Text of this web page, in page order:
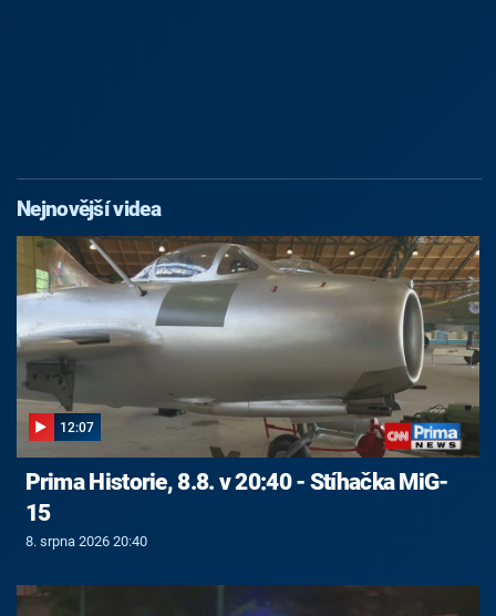
Nejnovější videa
12:07
Prima Historie, 8.8. v 20:40 - Stíhačka MiG-
15
8. srpna 2026 20:40